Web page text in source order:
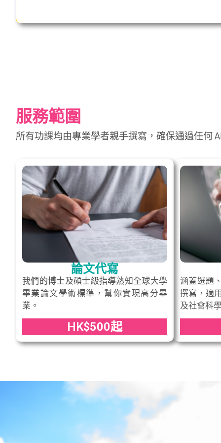
服務範圍
所有功課均由專業學者親手撰寫，確保通過任何
論文代寫
我們的博士及碩士級指導熟知全球大學
畢業論文學術標準，幫你實現高分畢
業。
HK$500起
涵蓋選題
撰寫，適
及社會科